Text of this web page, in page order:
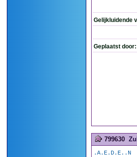
Gelijkluidende
Geplaatst door:
799630
.A.E.D.E..N